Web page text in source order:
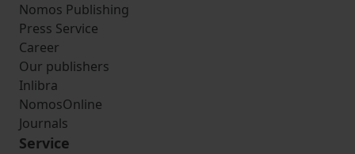
Nomos Publishing
Press Service
Career
Our publishers
Inlibra
NomosOnline
Journals
Service